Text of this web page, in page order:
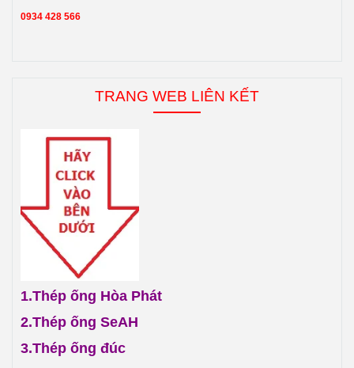
0934 428 566
TRANG WEB LIÊN KẾT
1.Thép ống Hòa Phát
2.Thép ống SeAH
3.Thép ống đúc